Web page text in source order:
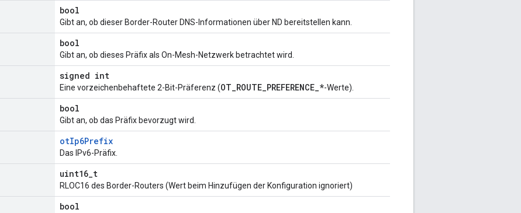
bool
Gibt an, ob dieser Border-Router DNS-Informationen über ND bereitstellen kann.
bool
Gibt an, ob dieses Präfix als On-Mesh-Netzwerk betrachtet wird.
signed int
Eine vorzeichenbehaftete 2-Bit-Präferenz (OT_ROUTE_PREFERENCE_*-Werte).
bool
Gibt an, ob das Präfix bevorzugt wird.
otIp6Prefix
Das IPv6-Präfix.
uint16_t
RLOC16 des Border-Routers (Wert beim Hinzufügen der Konfiguration ignoriert)
bool